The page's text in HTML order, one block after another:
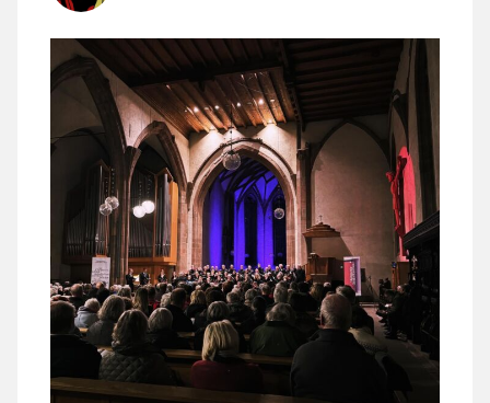
stuttgarter_oratorienchor
März 24